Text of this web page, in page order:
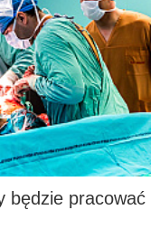
będzie pracować